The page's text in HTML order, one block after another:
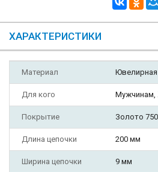
ХАРАКТЕРИСТИКИ
Материал Ювелирная
Для кого Мужчинам,
Покрытие Золото
Длина цепочки 200 мм
Ширина цепочки 9 мм